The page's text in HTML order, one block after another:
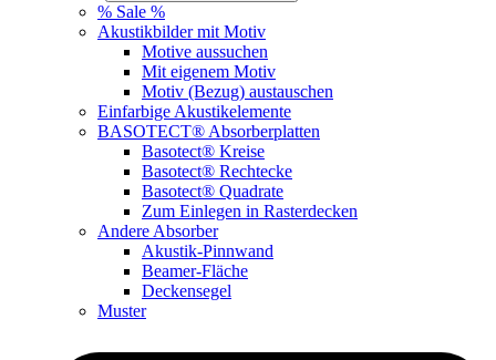
% Sale %
Akustikbilder mit Motiv
Motive aussuchen
Mit eigenem Motiv
Motiv (Bezug) austauschen
Einfarbige Akustikelemente
BASOTECT® Absorberplatten
Basotect® Kreise
Basotect® Rechtecke
Basotect® Quadrate
Zum Einlegen in Rasterdecken
Andere Absorber
Akustik-Pinnwand
Beamer-Fläche
Deckensegel
Muster